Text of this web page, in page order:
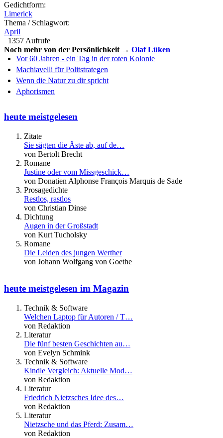
Gedichtform:
Limerick
Thema / Schlagwort:
April
1357 Aufrufe
Noch mehr von der Persönlichkeit → Olaf Lüken
Vor 60 Jahren - ein Tag in der roten Kolonie
Machiavelli für Politstrategen
Wenn die Natur zu dir spricht
Aphorismen
heute meistgelesen
Zitate
Sie sägten die Äste ab, auf de…
von Bertolt Brecht
Romane
Justine oder vom Missgeschick…
von Donatien Alphonse François Marquis de Sade
Prosagedichte
Restlos, rastlos
von Christian Dinse
Dichtung
Augen in der Großstadt
von Kurt Tucholsky
Romane
Die Leiden des jungen Werther
von Johann Wolfgang von Goethe
heute meistgelesen im Magazin
Technik & Software
Welchen Laptop für Autoren / T…
von Redaktion
Literatur
Die fünf besten Geschichten au…
von Evelyn Schmink
Technik & Software
Kindle Vergleich: Aktuelle Mod…
von Redaktion
Literatur
Friedrich Nietzsches Idee des…
von Redaktion
Literatur
Nietzsche und das Pferd: Zusam…
von Redaktion